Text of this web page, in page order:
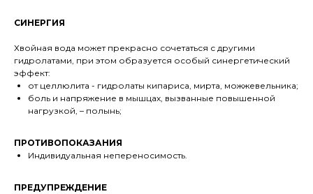
СИНЕРГИЯ
Хвойная вода может прекрасно сочетаться с другими
гидролатами, при этом образуется особый синергетический
эффект:
от целлюлита - гидролаты кипариса, мирта, можжевельника;
боль и напряжение в мышцах, вызванные повышенной
нагрузкой, – полынь;
ПРОТИВОПОКАЗАНИЯ
Индивидуальная непереносимость.
ПРЕДУПРЕЖДЕНИЕ